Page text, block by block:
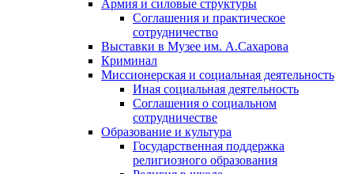
Армия и силовые структуры
Соглашения и практическое
сотрудничество
Выставки в Музее им. А.Сахарова
Криминал
Миссионерская и социальная деятельность
Иная социальная деятельность
Соглашения о социальном
сотрудничестве
Образование и культура
Государственная поддержка
религиозного образования